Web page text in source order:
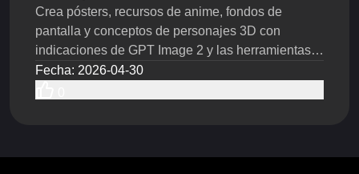
Crea pósters, recursos de anime, fondos de
pantalla y conceptos de personajes 3D con
indicaciones de GPT Image 2 y las herramientas
creativas de Flyne AI.
Fecha: 2026-04-30